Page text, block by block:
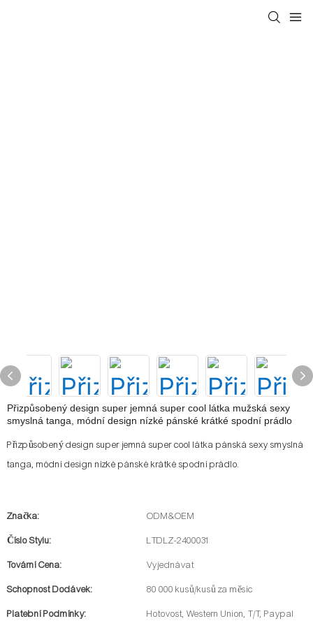
Přizpůsobený design super jemná super cool látka mužská sexy
smyslná tanga, módní design nízké pánské krátké spodní prádlo
Přizpůsobený design super jemná super cool látka pánská sexy smyslná
tanga, módní design nízké pánské krátké spodní prádlo.
Značka: ODM&OEM
Číslo Stylu: LTDLZ-2400031
Tovární Cena: Vyjednávat
Schopnost Dodávek: 80 000 kusů/kusů za měsíc
Platební Podmínky: Hotovost, Western Union, T/T, Paypal